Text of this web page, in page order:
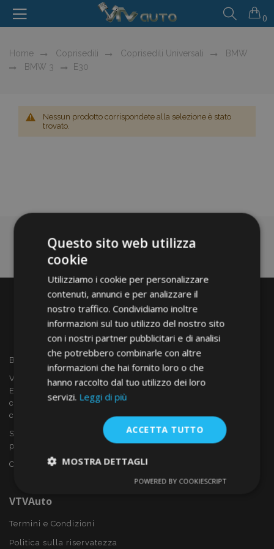
0
Home Coprisedili Coprisedili Universali
BMW
BMW 3
E30
Nessun prodotto corrispondete alla selezione è stato
trovato.
Benvenuto a VTVAUTO
VTVAUTO è rivenditore e fornitore all'ingrosso in tutta
Europa, di accessori per auto come:
copricerchi, deflettori, coprisedili, tappetini per auto,
coperchi cromati, rollbars ecc.
Sei interessato al dropshipping o vuoi diventare nostro
partner?
Contattaci oggi stesso!
VTVAuto
Termini e Condizioni
Politica sulla riservatezza
Questo sito web utilizza
cookie
Utilizziamo i cookie per personalizzare
contenuti, annunci e per analizzare il
nostro traffico. Condividiamo inoltre
informazioni sul tuo utilizzo del nostro sito
con i nostri partner pubblicitari e di analisi
che potrebbero combinarle con altre
informazioni che hai fornito loro o che
hanno raccolto dal tuo utilizzo dei loro
servizi. Leggi di più
ACCETTA TUTTO
MOSTRA DETTAGLI
Performance
Targeting
POWERED BY COOKIESCRIPT